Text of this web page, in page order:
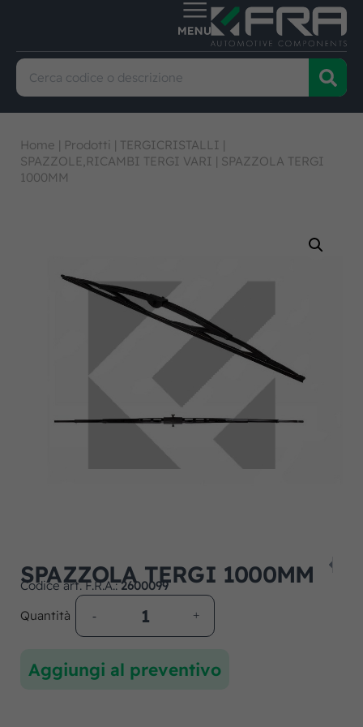
Home | Prodotti | TERGICRISTALLI |
SPAZZOLE,RICAMBI TERGI VARI | SPAZZOLA TERGI
1000MM
SPAZZOLA TERGI 1000MM
Codice art. F.R.A.:2600099
Quantità
Aggiungi al preventivo